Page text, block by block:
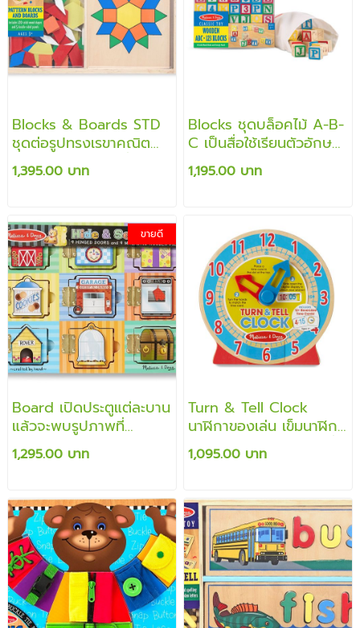
Blocks & Boards STD
ชุดต่อรูปทรงเรขาคณิต
ส่งเสริมการเรียนรู้เรื่องรูป
ร่าง สี และการแก้ปัญหา
1,395.00 บาท
Blocks ชุดบล็อคไม้ A-B-
C เป็นสื่อใช้เรียนตัวอักษร
ต่อเป็นรูปต่างๆ และสอน
การคิดเลขคำนวณ
1,195.00 บาท
ขายดี
Board เปิดประตูแต่ละบาน
แล้วจะพบรูปภาพที่
สอดคล้องในแต่ละช่องมี
ชิ้นแม่เหล็กที่สอดคล้องกัน
1,295.00 บาท
Turn & Tell Clock
นาฬิกาของเล่น เข็มนาฬิกา
หมุนได้จริง จอด้านหน้าที่
บอกเวลาดิจิตอลจะหมุน
รู้บอกเวลา เรียนรู้ตัวเลข
1,095.00 บาท